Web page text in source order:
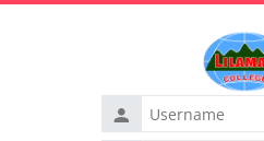
Username